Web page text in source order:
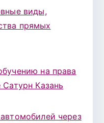
виды,
прямых
на права
Казань
через